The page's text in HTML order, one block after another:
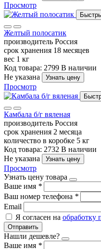
Просмотр
Желтый полосатик
производитель Россия
срок хранения 18 месяцев
вес 1 кг
Код товара: 2799 В наличии
Не указана
Узнать цену
Просмотр
Камбала б/г вяленая
производитель Россия
срок хранения 2 месяца
количество в коробке 5 кг
Код товара: 2732 В наличии
Не указана
Узнать цену
Просмотр
Узнать цену товара
Ваше имя *
Ваш номер телефона *
Email
Я согласен на обработку
Отправить
Нашли дешевле?
Ваше имя *